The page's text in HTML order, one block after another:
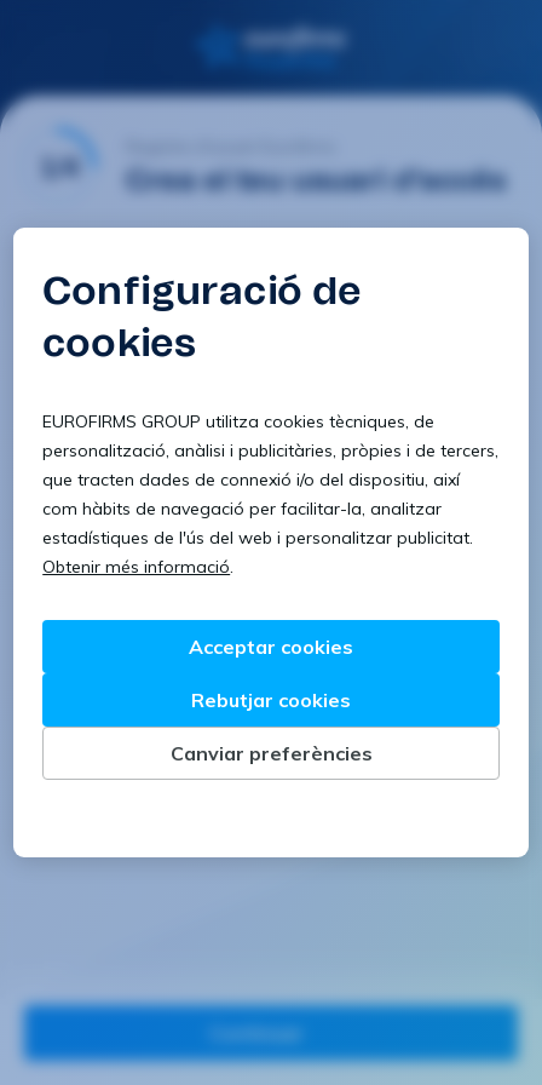
1/4 Crea el teu usuari d'accés
Contrasenya
Confirmar contrasenya
8 caràcters 1 lletra minúscula
1 lletra majúscula 1 número